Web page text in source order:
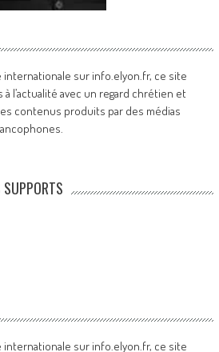
internationale sur info.elyon.fr, ce site
l’actualité avec un regard chrétien et
contenus produits par des médias
SUPPORTS
internationale sur info.elyon.fr, ce site